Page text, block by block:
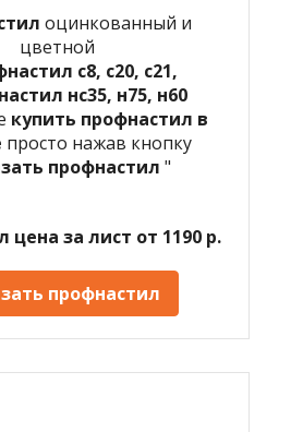
оцинкованный и
цветной
с8, с20, с21,
нс35, н75, н60
купить профнастил в
просто нажав кнопку
профнастил "
цена за лист от 1190 р.
профнастил